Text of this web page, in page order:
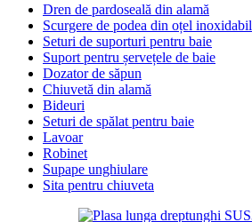
Dren de pardoseală din alamă
Scurgere de podea din oțel inoxidabil
Seturi de suporturi pentru baie
Suport pentru șervețele de baie
Dozator de săpun
Chiuvetă din alamă
Bideuri
Seturi de spălat pentru baie
Lavoar
Robinet
Supape unghiulare
Sita pentru chiuveta